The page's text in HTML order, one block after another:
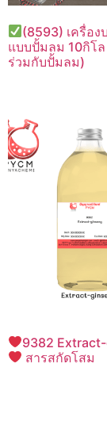
(8593) เครื่อง
แบบปั้มลม 10กิโ
ร่วมกับปั้มลม)
9382
สารสกัดโสม